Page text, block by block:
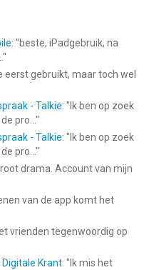
: "beste, iPadgebruik, na
"
eerst gebruikt, maar toch wel
- Talkie: " Ik ben op zoek
pro... "
- Talkie: " Ik ben op zoek
pro... "
drama. Account van mijn
van de app komt het
vrienden tegenwoordig op
Digitale Krant: " Ik mis het